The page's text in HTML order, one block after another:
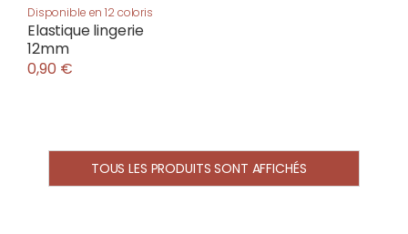
Disponible en 12 coloris
Elastique lingerie
12mm
0,90 €
TOUS LES PRODUITS SONT AFFICHÉS